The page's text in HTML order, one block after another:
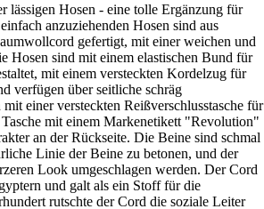
lässigen Hosen - eine tolle Ergänzung für
anzuziehenden Hosen sind aus
gefertigt, mit einer weichen und
Hosen sind mit einem elastischen Bund für
mit einem versteckten Kordelzug für
verfügen über seitliche schräg
mit einer versteckten Reißverschlusstasche für
mit einem Markenetikett "Revolution"
an der Rückseite. Die Beine sind schmal
Linie der Beine zu betonen, und der
Look umgeschlagen werden. Der Cord
und galt als ein Stoff für die
rutschte der Cord die soziale Leiter